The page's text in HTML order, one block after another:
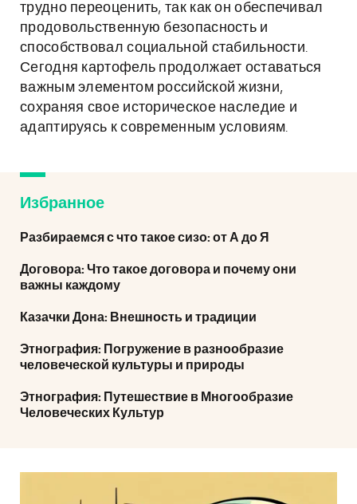
трудно переоценить, так как он обеспечивал
продовольственную безопасность и
способствовал социальной стабильности.
Сегодня картофель продолжает оставаться
важным элементом российской жизни,
сохраняя свое историческое наследие и
адаптируясь к современным условиям.
Избранное
Разбираемся с что такое сизо: от А до Я
Договора: Что такое договора и почему они
важны каждому
Казачки Дона: Внешность и традиции
Этнография: Погружение в разнообразие
человеческой культуры и природы
Этнография: Путешествие в Многообразие
Человеческих Культур